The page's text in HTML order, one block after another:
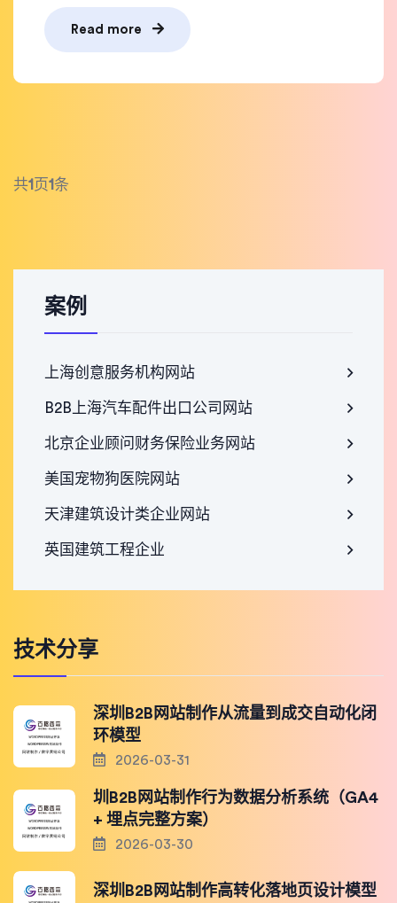
Read more
共1 页1条
案例
上海创意服务机构网站
B2B上海汽车配件出口公司网站
北京企业顾问财务保险业务网站
美国宠物狗医院网站
天津建筑设计类企业网站
英国建筑工程企业
技术分享
深圳B2B网站制作从流量到成交自动化闭
环模型
2026-03-31
圳B2B网站制作行为数据分析系统（GA4
+ 埋点完整方案）
2026-03-30
深圳B2B网站制作高转化落地页设计模型